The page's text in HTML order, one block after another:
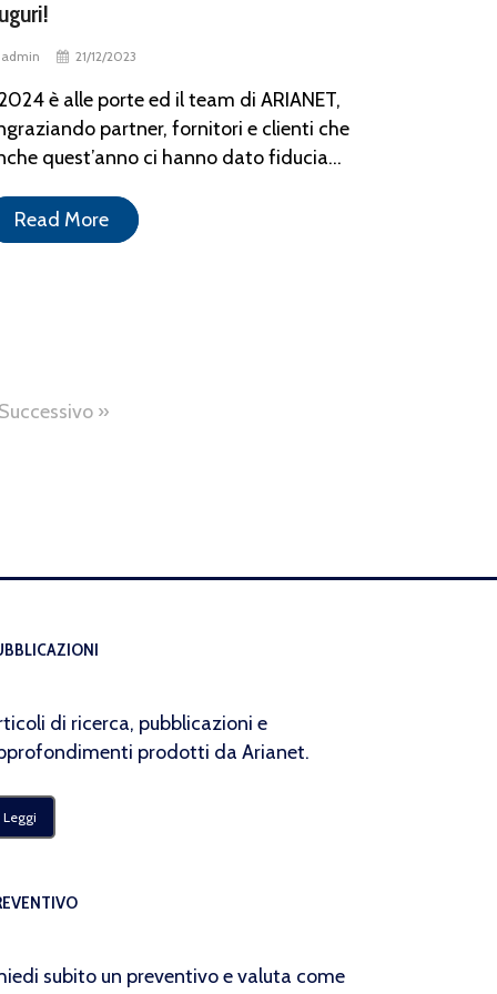
21/12/2023
è alle porte ed il team di ARIANET,
partner, fornitori e clienti che
quest’anno ci hanno dato fiducia...
Read More
»
di ricerca, pubblicazioni e
prodotti da Arianet.
Leggi
subito un preventivo e valuta come